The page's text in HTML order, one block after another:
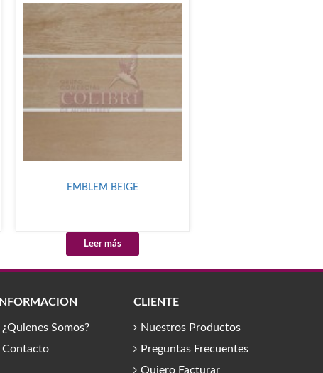
EMBLEM BEIGE
Leer más
INFORMACIÓN
¿Quienes Somos?
Contacto
CLIENTE
Nuestros Productos
Preguntas Frecuentes
Quiero Facturar